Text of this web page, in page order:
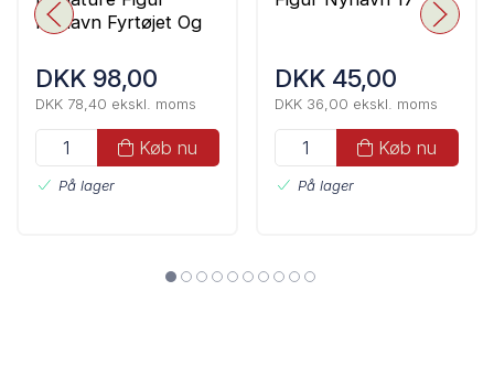
Nyhavn Fyrtøjet Og
DKK 98,00
DKK 78,40 ekskl. moms
Køb nu
På lager
DKK 45,00
DKK 36,00 ekskl. moms
Køb nu
På lager